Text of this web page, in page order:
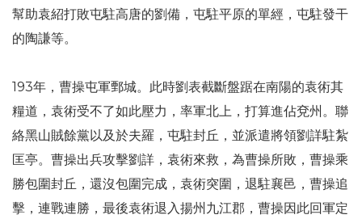
幫助袁紹打敗屯駐高唐的劉備，屯駐平原的單經，屯駐發干
的陶謙等。
193年，曹操屯軍鄄城。此時劉表截斷盤踞在南陽的袁術其
糧道，袁術受不了如此壓力，率軍北上，打算進佔兗州。聯
絡黑山賊餘黨以及於夫羅，屯駐封丘，並派遣將領劉詳駐紮
匡亭。曹操出兵攻擊劉詳，袁術來救，為曹操所敗，曹操乘
勝包圍封丘，還沒包圍完成，袁術突圍，退駐襄邑，曹操追
擊，連戰連勝，最後袁術退入揚州九江郡，曹操因此回軍定